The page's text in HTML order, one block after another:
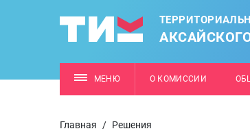
МЕНЮ О КОМИССИИ
Главная / Решения